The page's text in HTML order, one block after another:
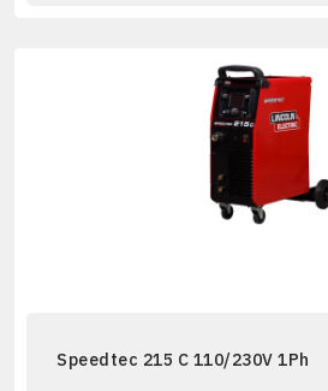
Speedtec 215 C 110/230V 1Ph